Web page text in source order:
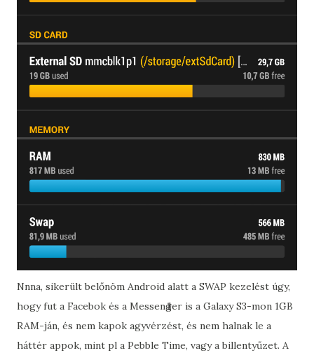
Nnna, sikerült belőnöm Android alatt a SWAP kezelést úgy,
hogy fut a Facebok és a Messenger is a Galaxy S3-mon 1GB
RAM-ján, és nem kapok agyvérzést, és nem halnak le a
háttér appok, mint pl a Pebble Time, vagy a billentyűzet. A